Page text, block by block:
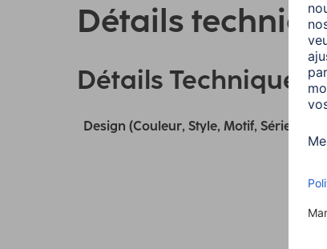
Détails
Détails Techniques
Design (Couleur, Style, Motif, Série)